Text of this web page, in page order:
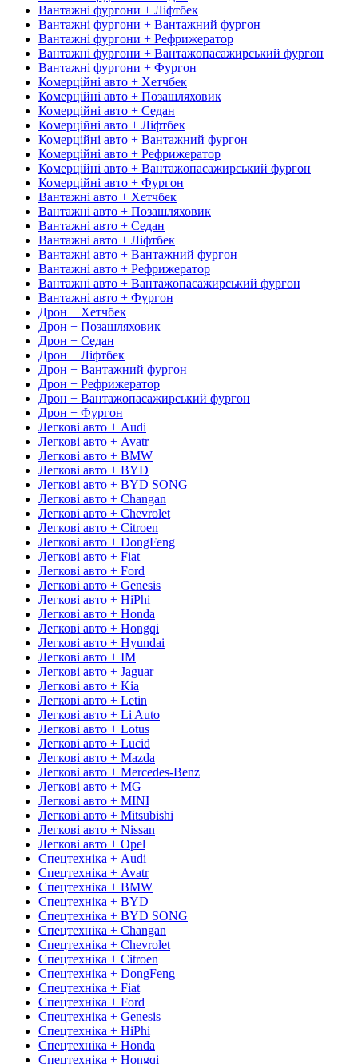
Вантажні фургони + Ліфтбек
Вантажні фургони + Вантажний фургон
Вантажні фургони + Рефрижератор
Вантажні фургони + Вантажопасажирський фургон
Вантажні фургони + Фургон
Комерційні авто + Хетчбек
Комерційні авто + Позашляховик
Комерційні авто + Седан
Комерційні авто + Ліфтбек
Комерційні авто + Вантажний фургон
Комерційні авто + Рефрижератор
Комерційні авто + Вантажопасажирський фургон
Комерційні авто + Фургон
Вантажні авто + Хетчбек
Вантажні авто + Позашляховик
Вантажні авто + Седан
Вантажні авто + Ліфтбек
Вантажні авто + Вантажний фургон
Вантажні авто + Рефрижератор
Вантажні авто + Вантажопасажирський фургон
Вантажні авто + Фургон
Дрон + Хетчбек
Дрон + Позашляховик
Дрон + Седан
Дрон + Ліфтбек
Дрон + Вантажний фургон
Дрон + Рефрижератор
Дрон + Вантажопасажирський фургон
Дрон + Фургон
Легкові авто + Audi
Легкові авто + Avatr
Легкові авто + BMW
Легкові авто + BYD
Легкові авто + BYD SONG
Легкові авто + Changan
Легкові авто + Chevrolet
Легкові авто + Citroen
Легкові авто + DongFeng
Легкові авто + Fiat
Легкові авто + Ford
Легкові авто + Genesis
Легкові авто + HiPhi
Легкові авто + Honda
Легкові авто + Hongqi
Легкові авто + Hyundai
Легкові авто + IM
Легкові авто + Jaguar
Легкові авто + Kia
Легкові авто + Letin
Легкові авто + Li Auto
Легкові авто + Lotus
Легкові авто + Lucid
Легкові авто + Mazda
Легкові авто + Mercedes-Benz
Легкові авто + MG
Легкові авто + MINI
Легкові авто + Mitsubishi
Легкові авто + Nissan
Легкові авто + Opel
Спецтехніка + Audi
Спецтехніка + Avatr
Спецтехніка + BMW
Спецтехніка + BYD
Спецтехніка + BYD SONG
Спецтехніка + Changan
Спецтехніка + Chevrolet
Спецтехніка + Citroen
Спецтехніка + DongFeng
Спецтехніка + Fiat
Спецтехніка + Ford
Спецтехніка + Genesis
Спецтехніка + HiPhi
Спецтехніка + Honda
Спецтехніка + Hongqi